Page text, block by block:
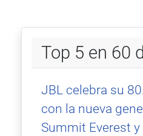
Top 5 en 60
JBL celebra su
con la nueva
Summit Everest y